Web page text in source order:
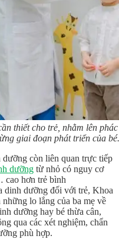
thiết cho trẻ, nhằm lên
giai đoạn phát triển của bé.
còn liên quan trực tiếp
dưỡng từ nhỏ có nguy cơ
cao hơn trẻ bình
dinh dưỡng đối với trẻ, Khoa
lo lắng của ba mẹ về
dưỡng hay bé thừa cân,
qua các xét nghiệm, chẩn
phù hợp.